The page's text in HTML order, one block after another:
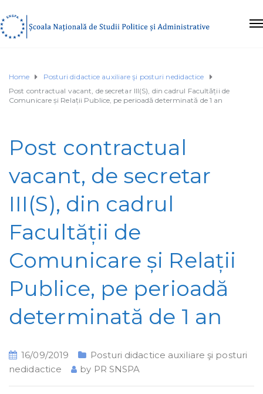
Home
Posturi didactice auxiliare şi posturi nedidactice
Post contractual vacant, de secretar III(S), din cadrul Facultății de
Comunicare și Relații Publice, pe perioadă determinată de 1 an
Post contractual
vacant, de secretar
III(S), din cadrul
Facultății de
Comunicare și Relații
Publice, pe perioadă
determinată de 1 an
16/09/2019
Posturi didactice auxiliare şi posturi
nedidactice
by PR SNSPA